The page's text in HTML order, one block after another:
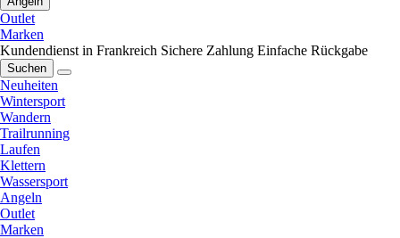
Outlet
Marken
Kundendienst in Frankreich Sichere Zahlung Einfache Rückgabe
Suchen
Neuheiten
Wintersport
Wandern
Trailrunning
Laufen
Klettern
Wassersport
Angeln
Outlet
Marken